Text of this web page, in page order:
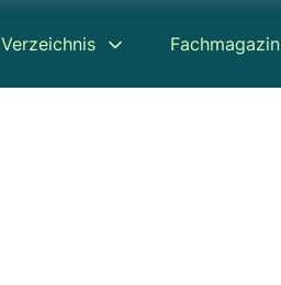
Verzeichnis Fachmagazin